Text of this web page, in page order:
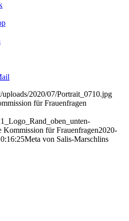
2020/07/Portrait_0710.jpg
für Frauenfragen
Kommission für Frauenfragen2020-
Meta von Salis-Marschlins